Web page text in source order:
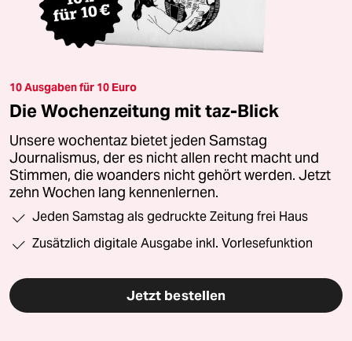
10 Ausgaben für 10 Euro
Die Wochenzeitung mit taz-Blick
Unsere wochentaz bietet jeden Samstag
Journalismus, der es nicht allen recht macht und
Stimmen, die woanders nicht gehört werden. Jetzt
zehn Wochen lang kennenlernen.
Jeden Samstag als gedruckte Zeitung frei Haus
Zusätzlich digitale Ausgabe inkl. Vorlesefunktion
Jetzt bestellen